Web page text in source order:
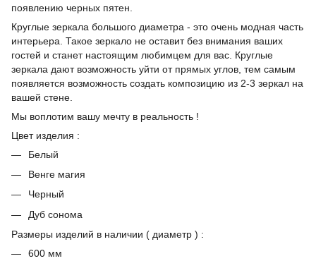
появлению черных пятен.
Круглые зеркала большого диаметра - это очень модная часть
интерьера. Такое зеркало не оставит без внимания ваших
гостей и станет настоящим любимцем для вас. Круглые
зеркала дают возможность уйти от прямых углов, тем самым
появляется возможность создать композицию из 2-3 зеркал на
вашей стене.
Мы воплотим вашу мечту в реальность !
Цвет изделия :
Белый
Венге магия
Черный
Дуб сонома
Размеры изделий в наличии ( диаметр ) :
600 мм